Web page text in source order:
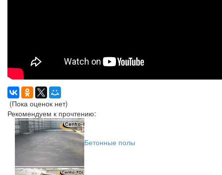
(Пока оценок нет)
Рекомендуем к прочтению:
Бетонные полы